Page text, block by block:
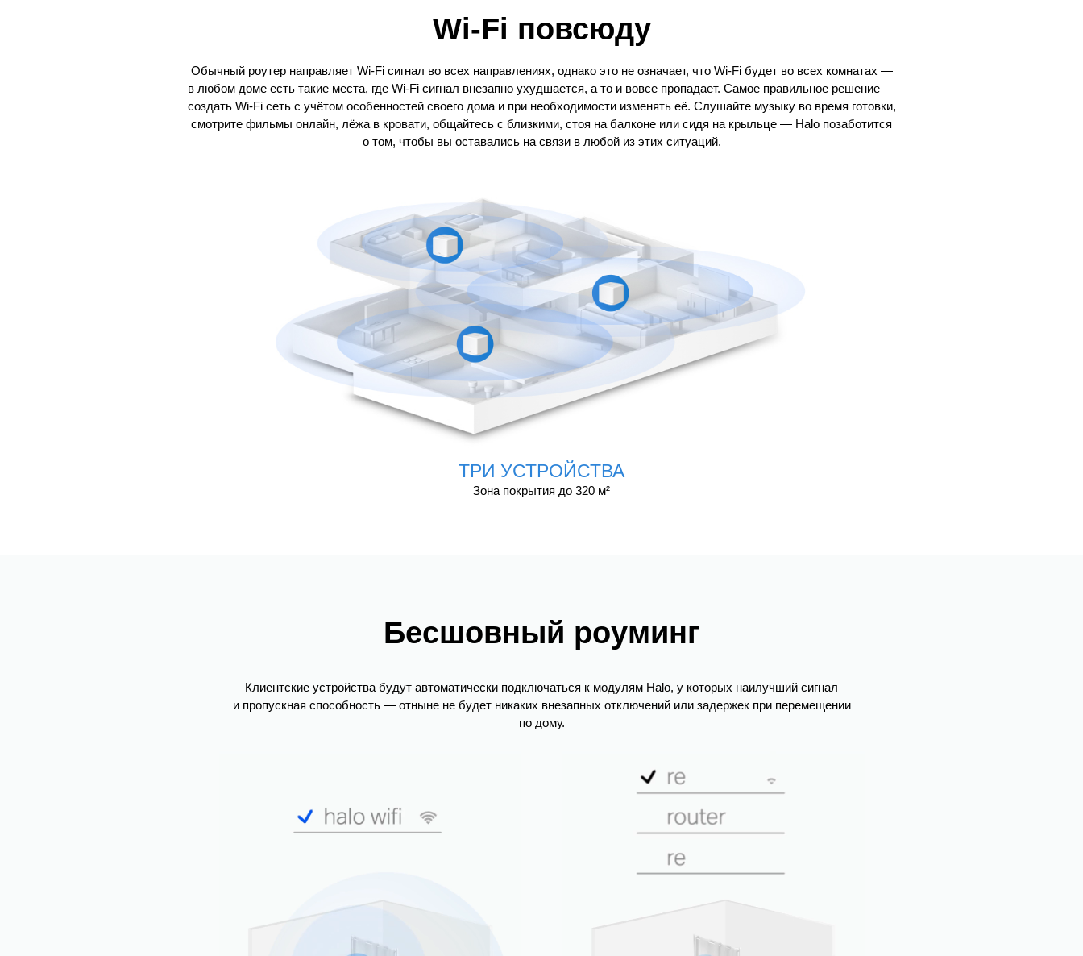
Wi‑Fi повсюду
Обычный роутер направляет Wi-Fi сигнал во всех направлениях, однако это не означает, что Wi-Fi будет во всех комнатах —
в любом доме есть такие места, где Wi-Fi сигнал внезапно ухудшается, а то и вовсе пропадает. Самое правильное решение —
создать Wi-Fi сеть с учётом особенностей своего дома и при необходимости изменять её. Слушайте музыку во время готовки,
смотрите фильмы онлайн, лёжа в кровати, общайтесь с близкими, стоя на балконе или сидя на крыльце — Halo позаботится
о том, чтобы вы оставались на связи в любой из этих ситуаций.
ТРИ УСТРОЙСТВА
Зона покрытия до 320 м²
Бесшовный роуминг
Клиентские устройства будут автоматически подключаться к модулям Halo, у которых наилучший сигнал
и пропускная способность — отныне не будет никаких внезапных отключений или задержек при перемещении
по дому.